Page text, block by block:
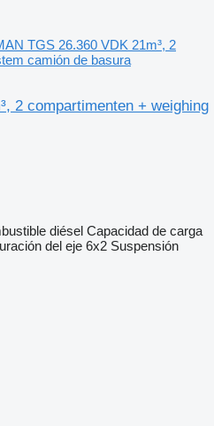
TGS 26.360 VDK 21m³, 2
camión de basura
2 compartimenten + weighing
diésel Capacidad de carga
del eje 6x2 Suspensión